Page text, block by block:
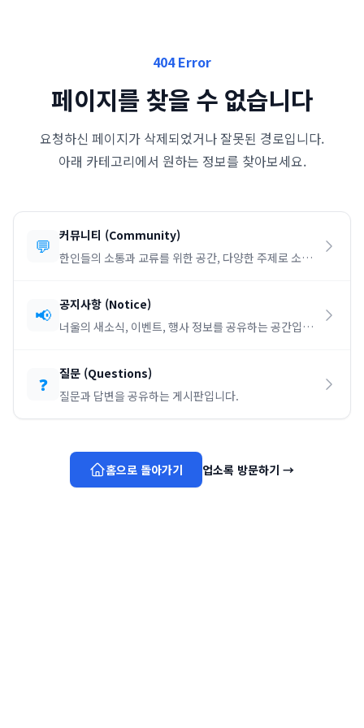
404 Error
페이지를 찾을 수 없습니다
요청하신 페이지가 삭제되었거나 잘못된 경로입니다.
아래 카테고리에서 원하는 정보를 찾아보세요.
💬 커뮤니티 (Community)
한인들의 소통과 교류를 위한 공간, 다양한 주제로 소통
📢 공지사항 (Notice)
너울의 새소식, 이벤트, 행사 정보를 공유하는 공간입니
❓ 질문 (Questions)
질문과 답변을 공유하는 게시판입니다.
홈으로 돌아가기 업소록 방문하기 →